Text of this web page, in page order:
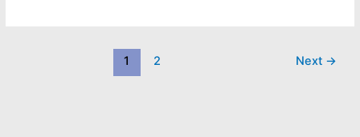
1 2 Next →